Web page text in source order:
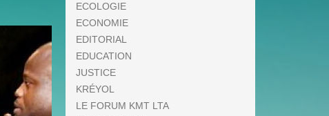
ECOLOGIE
ECONOMIE
EDITORIAL
EDUCATION
JUSTICE
KRÉYOL
LE FORUM KMT LTA